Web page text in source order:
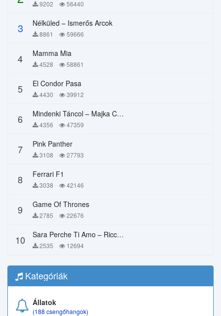
9202 56440
3 Nélküled – Ismerős Arcok
8861 59666
4 Mamma Mia
4528 58861
5 El Condor Pasa
4430 39912
6 Mindenki Táncol – Majka Curtis, Péter Majoros
4356 47359
7 Pink Panther
3108 27793
8 Ferrari F1
3038 42146
9 Game Of Thrones
2785 22676
10 Sara Perche Ti Amo – Ricchi E Poveri
2535 12694
Kategóriák
Állatok
(188 csengőhangok)